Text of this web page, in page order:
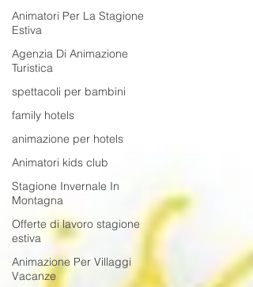
Animatori Per La Stagione
Estiva
Agenzia Di Animazione
Turistica
spettacoli per bambini
family hotels
animazione per hotels
Animatori kids club
Stagione Invernale In
Montagna
Offerte di lavoro stagione
estiva
Animazione Per Villaggi
Vacanze